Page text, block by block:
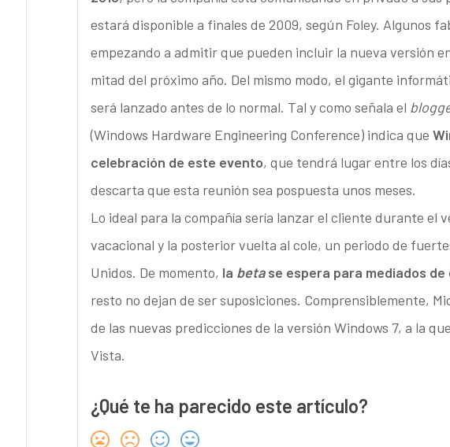
estará disponible a finales de 2009, según Foley. Algunos
empezando a admitir que pueden incluir la nueva versión
mitad del próximo año. Del mismo modo, el gigante
será lanzado antes de lo normal. Tal y como señala el
(Windows Hardware Engineering Conference) indica que
celebración de este evento, que tendrá lugar entre los
descarta que esta reunión sea pospuesta unos meses.
Lo ideal para la compañía sería lanzar el cliente durante el
vacacional y la posterior vuelta al cole, un periodo de
Unidos. De momento, la betase espera para mediados de
resto no dejan de ser suposiciones. Comprensiblemente,
de las nuevas predicciones de la versión Windows 7, a la
Vista.
¿Qué te ha parecido este artículo?